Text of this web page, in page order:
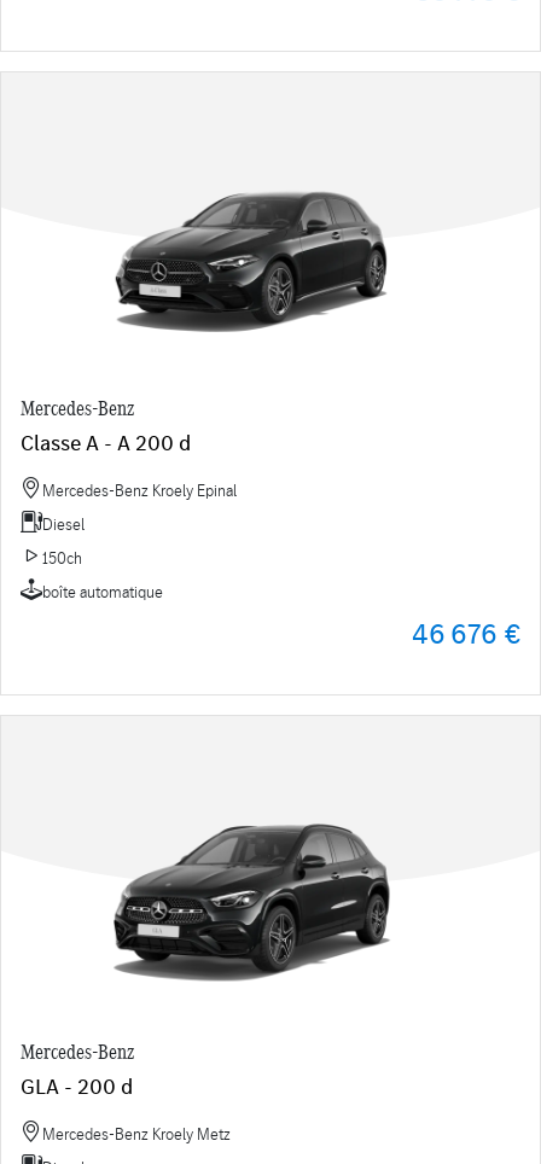
Mercedes-Benz
Classe A - A 200 d
Mercedes-Benz Kroely Epinal
Diesel
150ch
boîte automatique
46 676 €
Mercedes-Benz
GLA - 200 d
Mercedes-Benz Kroely Metz